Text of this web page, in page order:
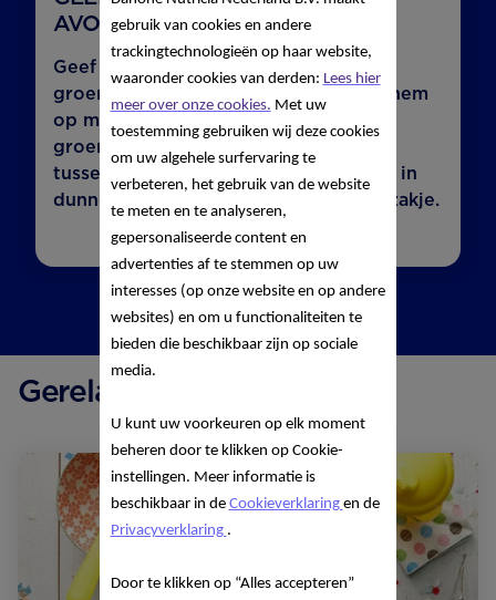
AVONDS GROENTE.
Geef je kindje niet alleen ’s avonds
groente. Vaak is hij dan al moe. Geef hem
op meerdere momenten van de dag
groente. Bijvoorbeeld rauwkost als
tussendoortje. Snijd een paprika eens in
dunne reepjes en geef ze in een frietzakje.
Gerelateerde recepten
gebruik van cookies en andere
trackingtechnologieën op haar website,
waaronder cookies van derden: Lees hier
meer over onze cookies. Met uw
toestemming gebruiken wij deze cookies
om uw algehele surfervaring te
verbeteren, het gebruik van de website
te meten en te analyseren,
gepersonaliseerde content en
advertenties af te stemmen op uw
interesses (op onze website en op andere
websites) en om u functionaliteiten te
bieden die beschikbaar zijn op sociale
media.
U kunt uw voorkeuren op elk moment
beheren door te klikken op Cookie-
instellingen. Meer informatie is
beschikbaar in de Cookieverklaring en de
Privacyverklaring .
Door te klikken op “Alles accepteren”